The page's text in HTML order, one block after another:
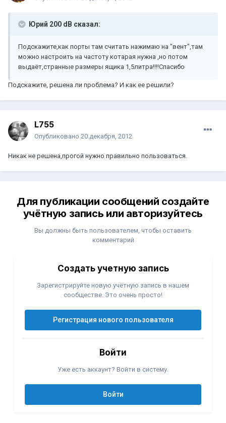
Юрий 200 dB сказал:
Подскажите,как порты там считать нажимаю на "вент",там
можно настроить на частоту котарая нужна ,но потом
выдаёт,странные размеры ящика 1,5литра!!!!Спасибо
Подскажите, решена ли проблема? И как ее решили?
L755
Опубликовано 20 декабря, 2012
Никак не решена,прогой нужно правильно пользоваться.
Для публикации сообщений создайте
учётную запись или авторизуйтесь
Вы должны быть пользователем, чтобы оставить
комментарий
Создать учетную запись
Зарегистрируйте новую учётную запись в нашем
сообществе. Это очень просто!
Регистрация нового пользователя
Войти
Уже есть аккаунт? Войти в систему.
Войти